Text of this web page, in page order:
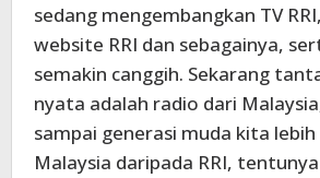
sedang mengembangkan TV
website RRI dan sebagainya,
semakin canggih. Sekarang
nyata adalah radio dari
sampai generasi muda kita
Malaysia daripada RRI,